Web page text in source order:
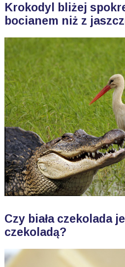
Krokodyl bliżej
bocianem niż z
Czy biała czekolada
czekoladą?